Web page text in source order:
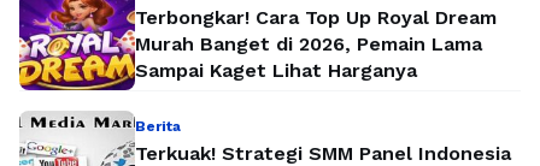
Terbongkar! Cara Top Up Royal Dream
Murah Banget di 2026, Pemain Lama
Sampai Kaget Lihat Harganya
Berita
Terkuak! Strategi SMM Panel Indonesia